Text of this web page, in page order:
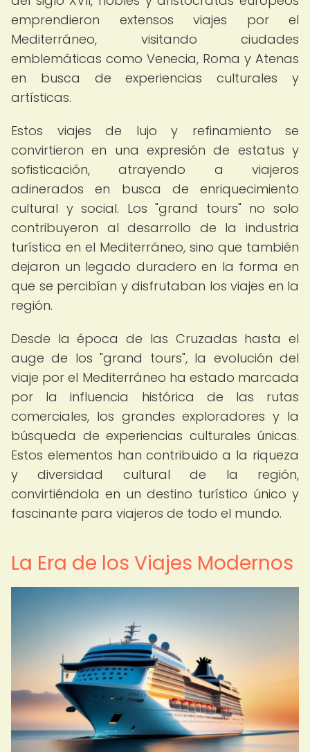
emprendieron extensos viajes por el
Mediterráneo, visitando ciudades
emblemáticas como Venecia, Roma y Atenas
en busca de experiencias culturales y
artísticas.
Estos viajes de lujo y refinamiento se
convirtieron en una expresión de estatus y
sofisticación, atrayendo a viajeros
adinerados en busca de enriquecimiento
cultural y social. Los "grand tours" no solo
contribuyeron al desarrollo de la industria
turística en el Mediterráneo, sino que también
dejaron un legado duradero en la forma en
que se percibían y disfrutaban los viajes en la
región.
Desde la época de las Cruzadas hasta el
auge de los "grand tours", la evolución del
viaje por el Mediterráneo ha estado marcada
por la influencia histórica de las rutas
comerciales, los grandes exploradores y la
búsqueda de experiencias culturales únicas.
Estos elementos han contribuido a la riqueza
y diversidad cultural de la región,
convirtiéndola en un destino turístico único y
fascinante para viajeros de todo el mundo.
La Era de los Viajes Modernos